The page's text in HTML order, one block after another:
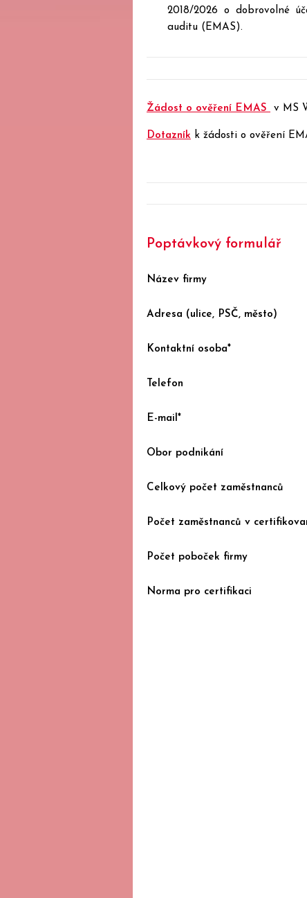
2018/2026 o dobrovolné
auditu (EMAS).
Žádost o ověření EMAS v MS
Dotazník k žádosti o ověření
Poptávkový formulář
Název firmy
Adresa (ulice, PSČ, město)
Kontaktní osoba*
Telefon
E-mail*
Obor podnikání
Celkový počet zaměstnanců
Počet zaměstnanců v
Počet poboček firmy
Norma pro certifikaci